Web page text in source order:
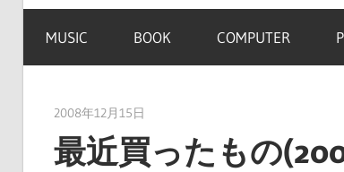
ス
ッ
MUSIC BOOK COMPUTER
2008年12月15日
最近買ったもの